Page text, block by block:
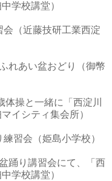
学校講堂）
（近藤技研工業西淀
れあい盆おどり（御幣
操と一緒に「西淀川
イシティ集会所）
習会（姫島小学校）
踊り講習会にて、「西
学校講堂）